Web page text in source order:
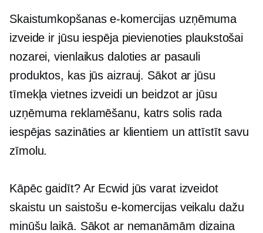
Skaistumkopšanas e-komercijas uzņēmuma
izveide ir jūsu iespēja pievienoties plaukstošai
nozarei, vienlaikus daloties ar pasauli
produktos, kas jūs aizrauj. Sākot ar jūsu
tīmekļa vietnes izveidi un beidzot ar jūsu
uzņēmuma reklamēšanu, katrs solis rada
iespējas sazināties ar klientiem un attīstīt savu
zīmolu.
Kāpēc gaidīt? Ar Ecwid jūs varat izveidot
skaistu un saistošu e-komercijas veikalu dažu
minūšu laikā. Sākot ar nemanāmām dizaina